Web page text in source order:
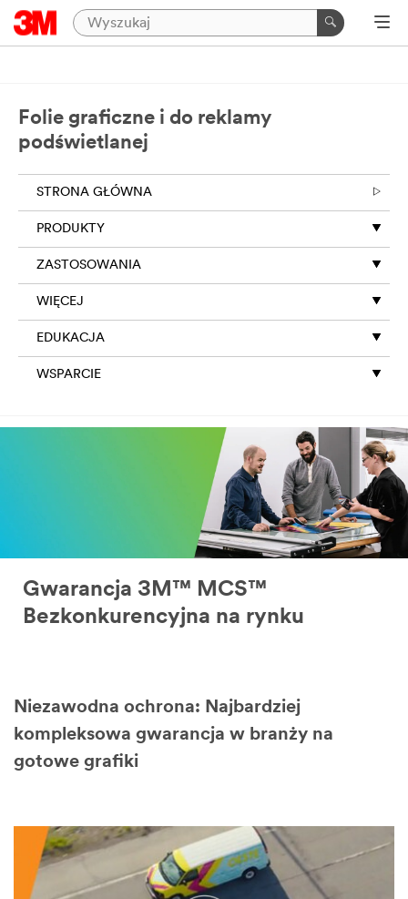
Folie graficzne i do reklamy
podświetlanej
STRONA GŁÓWNA
PRODUKTY
ZASTOSOWANIA
WIĘCEJ
EDUKACJA
WSPARCIE
Gwarancja 3M™ MCS™
Bezkonkurencyjna na rynku
Niezawodna ochrona: Najbardziej
kompleksowa gwarancja w branży na
gotowe grafiki
Video Transcript